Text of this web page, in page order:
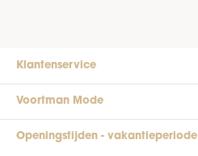
Klantenservice
Voortman Mode
Openingstijden - vakantieperiode